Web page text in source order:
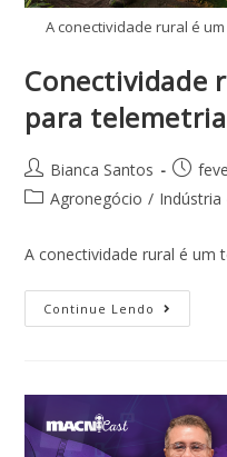
A conectividade rural é
Conectividade
para
Bianca Santos
Agronegócio / Indústria
A conectividade rural é um
Continue Lendo